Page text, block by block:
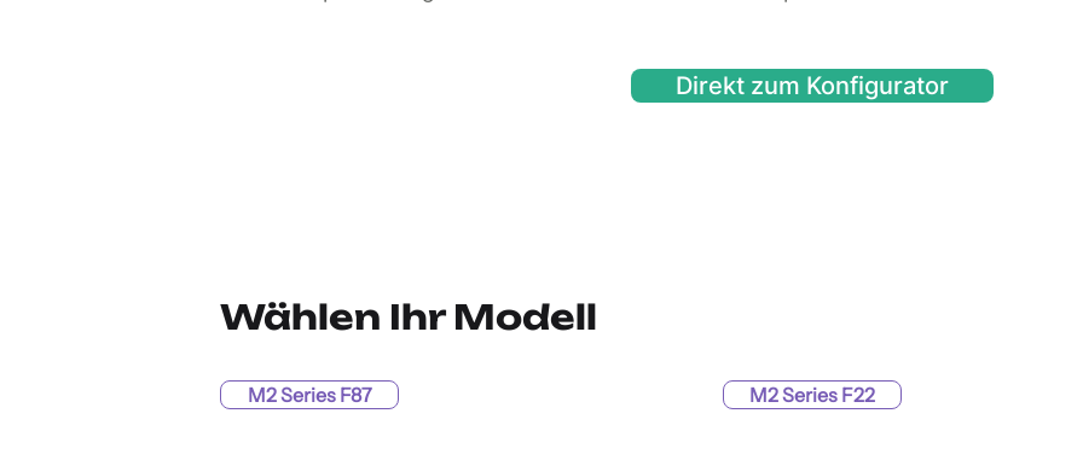
Direkt zum Konfigurator
Wählen Ihr Modell
M2 Series F87 M2 Series F22